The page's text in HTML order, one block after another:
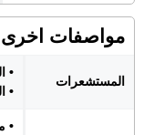
مواصفات اخرى
المستشعرات
•
•
•